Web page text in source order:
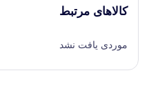
کالاهای مرتبط
موردی یافت نشد